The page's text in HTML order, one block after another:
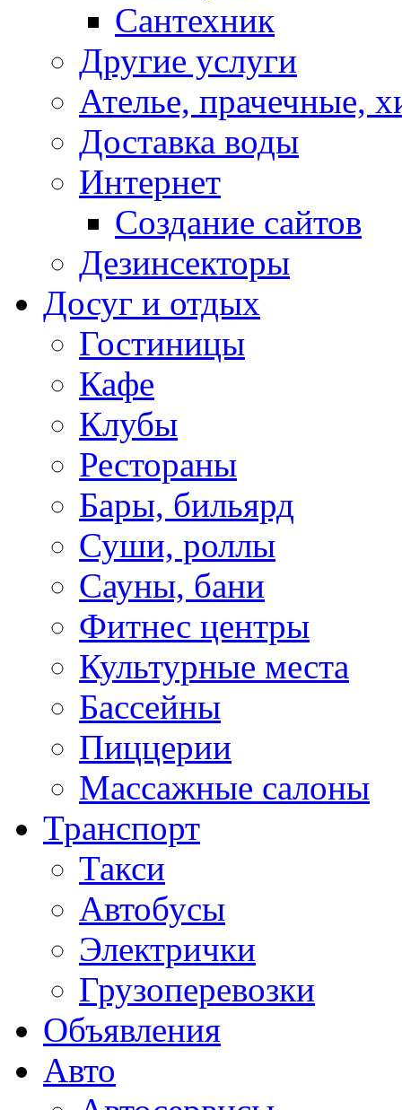
Сантехник
Другие услуги
Ателье, прачечные,
Доставка воды
Интернет
Создание сайтов
Дезинсекторы
Досуг и отдых
Гостиницы
Кафе
Клубы
Рестораны
Бары, бильярд
Суши, роллы
Сауны, бани
Фитнес центры
Культурные места
Бассейны
Пиццерии
Массажные салоны
Транспорт
Такси
Автобусы
Электрички
Грузоперевозки
Объявления
Авто